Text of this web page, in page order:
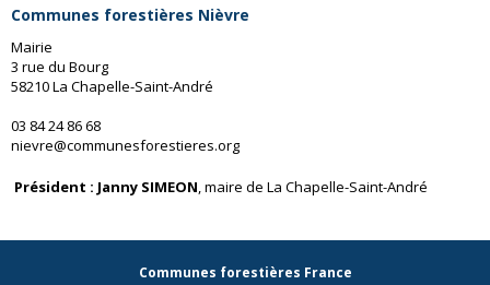
Communes forestières Nièvre
Mairie
3 rue du Bourg
58210 La Chapelle-Saint-André
03 84 24 86 68
nievre@communesforestieres.org
Président : Janny SIMEON, maire de La Chapelle-Saint-André
Communes forestières France